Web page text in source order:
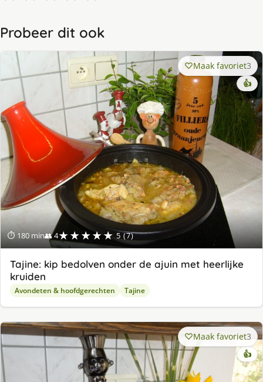
Probeer dit ook
⏱ 180 min👥 4★★★★★ 5 (7)
Maak favoriet3
👍
Tajine: kip bedolven onder de ajuin met heerlijke
kruiden
Avondeten & hoofdgerechten Tajine
Maak favoriet3
👍